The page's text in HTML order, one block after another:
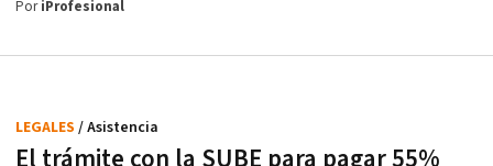
PoriProfesional
LEGALES / Asistencia